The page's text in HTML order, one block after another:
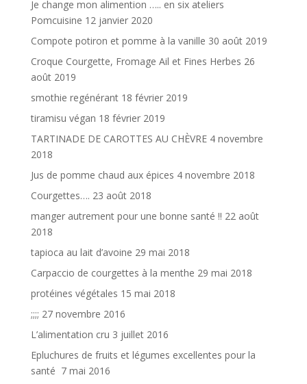
Je change mon alimention ….. en six ateliers
Pomcuisine 12 janvier 2020
Compote potiron et pomme à la vanille 30 août 2019
Croque Courgette, Fromage Ail et Fines Herbes 26
août 2019
smothie regénérant 18 février 2019
tiramisu végan 18 février 2019
TARTINADE DE CAROTTES AU CHÈVRE 4 novembre
2018
Jus de pomme chaud aux épices 4 novembre 2018
Courgettes…. 23 août 2018
manger autrement pour une bonne santé !! 22 août
2018
tapioca au lait d’avoine 29 mai 2018
Carpaccio de courgettes à la menthe 29 mai 2018
protéines végétales 15 mai 2018
;;;; 27 novembre 2016
L’alimentation cru 3 juillet 2016
Epluchures de fruits et légumes excellentes pour la
santé 7 mai 2016